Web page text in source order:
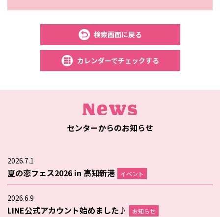
検索画面に戻る
カレンダーでチェックする
センターからのお知らせ
2026.7.1
夏の恋フェス2026 in 高知新港 イベント
2026.6.9
LINE公式アカウント始めました♪ お知らせ